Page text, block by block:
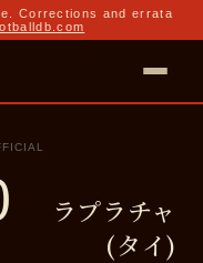
Corrections and errata
ラプラチャ
(タイ)